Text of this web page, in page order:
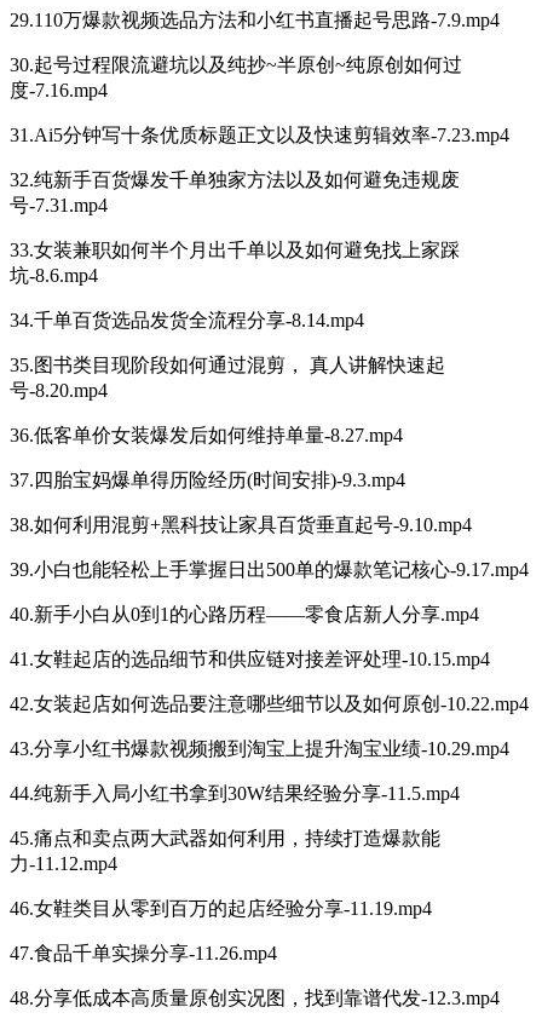
29.110万爆款视频选品方法和小红书直播起号思路-7.9.mp4
30.起号过程限流避坑以及纯抄~半原创~纯原创如何过
度-7.16.mp4
31.Ai5分钟写十条优质标题正文以及快速剪辑效率-7.23.mp4
32.纯新手百货爆发千单独家方法以及如何避免违规废
号-7.31.mp4
33.女装兼职如何半个月出千单以及如何避免找上家踩
坑-8.6.mp4
34.千单百货选品发货全流程分享-8.14.mp4
35.图书类目现阶段如何通过混剪， 真人讲解快速起
号-8.20.mp4
36.低客单价女装爆发后如何维持单量-8.27.mp4
37.四胎宝妈爆单得历险经历(时间安排)-9.3.mp4
38.如何利用混剪+黑科技让家具百货垂直起号-9.10.mp4
39.小白也能轻松上手掌握日出500单的爆款笔记核心-9.17.mp4
40.新手小白从0到1的心路历程——零食店新人分享.mp4
41.女鞋起店的选品细节和供应链对接差评处理-10.15.mp4
42.女装起店如何选品要注意哪些细节以及如何原创-10.22.mp4
43.分享小红书爆款视频搬到淘宝上提升淘宝业绩-10.29.mp4
44.纯新手入局小红书拿到30W结果经验分享-11.5.mp4
45.痛点和卖点两大武器如何利用，持续打造爆款能
力-11.12.mp4
46.女鞋类目从零到百万的起店经验分享-11.19.mp4
47.食品千单实操分享-11.26.mp4
48.分享低成本高质量原创实况图，找到靠谱代发-12.3.mp4